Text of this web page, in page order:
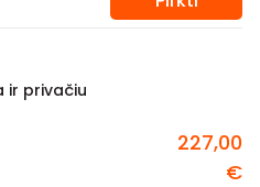
ir privačiu
227,00
€